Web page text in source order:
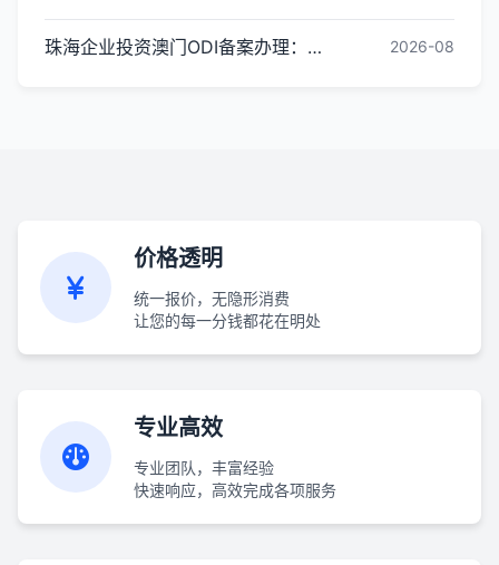
珠海企业投资澳门ODI备案办理：常见问题解答 2026-08
价格透明
统一报价，无隐形消费
让您的每一分钱都花在明处
专业高效
专业团队，丰富经验
快速响应，高效完成各项服务